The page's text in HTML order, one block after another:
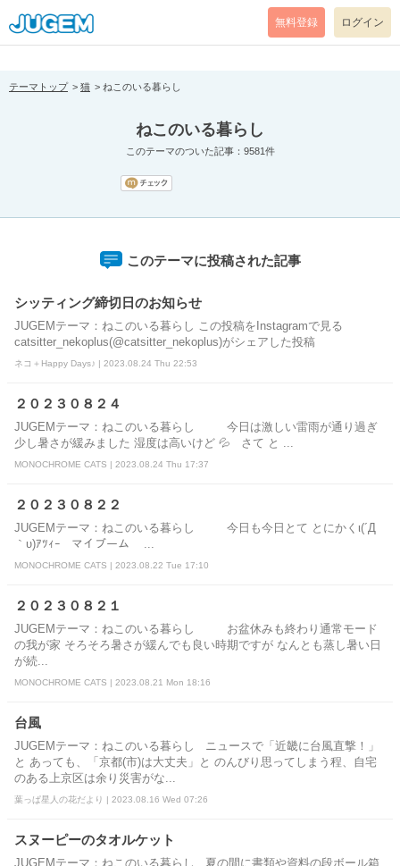
[pear_error: message="Success" code=0 mode=return level=notice
prefix="" info=""]
無料登録 ログイン
テーマトップ 猫 ねこのいる暮らし
ねこのいる暮らし
このテーマのついた記事：9581件
このテーマに投稿された記事
シッティング締切日のお知らせ
JUGEMテーマ：ねこのいる暮らし この投稿をInstagramで見る
catsitter_nekoplus(@catsitter_nekoplus)がシェアした投稿
ネコ＋Happy Days♪ | 2023.08.24 Thu 22:53
２０２３０８２４
JUGEMテーマ：ねこのいる暮らし 今日は激しい雷雨が通り過ぎ
少し暑さが緩みました 湿度は高いけど 💦 さて と ...
MONOCHROME CATS | 2023.08.24 Thu 17:37
２０２３０８２２
JUGEMテーマ：ねこのいる暮らし 今日も今日とて とにかくι(´Д
｀υ)ｱﾂｨｰ マイブーム ...
MONOCHROME CATS | 2023.08.22 Tue 17:10
２０２３０８２１
JUGEMテーマ：ねこのいる暮らし お盆休みも終わり通常モード
の我が家 そろそろ暑さが緩んでも良い時期ですが なんとも蒸し暑い日
が続...
MONOCHROME CATS | 2023.08.21 Mon 18:16
台風
JUGEMテーマ：ねこのいる暮らし ニュースで「近畿に台風直撃！」
と あっても、「京都(市)は大丈夫」と のんびり思ってしまう程、自宅
のある上京区は余り災害がな...
葉っぱ星人の花だより | 2023.08.16 Wed 07:26
スヌーピーのタオルケット
JUGEMテーマ：ねこのいる暮らし 夏の間に書類や資料の段ボール箱